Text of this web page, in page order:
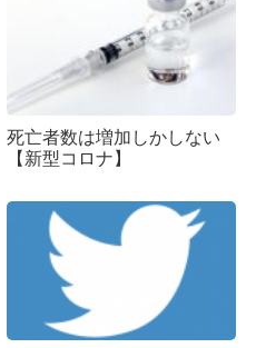
死亡者数は増加しかしない
【新型コロナ】